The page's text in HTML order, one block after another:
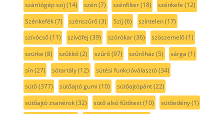
szárítógép szíj (14) szén(7) szénfilter(18) szénkefe (12)
Szénkefék(7) szénszűrő(3) Szíj (6) színtelen(17)
szívócső(11) szívófej (39) szórókar(36) szöszemelő(1)
szürke (8) szűkítő(2) szűrő(97) szűrőház (5) sárga (1)
sín(27) sótartály(12) sütési funkcióválasztó(34)
sütő(377) sütőajtó gumi (10) sütőajtópánt(22)
sütőajtó zsanérok(32) sütő alsó fűtőtest(10) sütőedény(1)